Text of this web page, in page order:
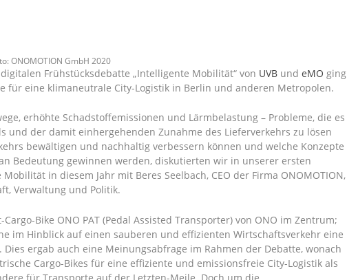
ONOMOTION GmbH 2020
Frühstücksdebatte „Intelligente Mobilität“ von UVB undeMOging
für eine klimaneutrale City-Logistik in Berlin und anderen Metropolen.
erhöhte Schadstoffemissionen und Lärmbelastung – Probleme, die es
und der damit einhergehenden Zunahme des Lieferverkehrs zu lösen
bewältigen und nachhaltig verbessern können und welche Konzepte
Bedeutung gewinnen werden, diskutierten wir in unserer ersten
in diesem Jahr mit Beres Seelbach, CEO der Firma ONOMOTION,
Verwaltung und Politik.
Bike ONO PAT (Pedal Assisted Transporter) von ONO im Zentrum;
im Hinblick auf einen sauberen und effizienten Wirtschaftsverkehr eine
ergab auch eine Meinungsabfrage im Rahmen der Debatte, wonach
Cargo-Bikes für eine effiziente und emissionsfreie City-Logistik als